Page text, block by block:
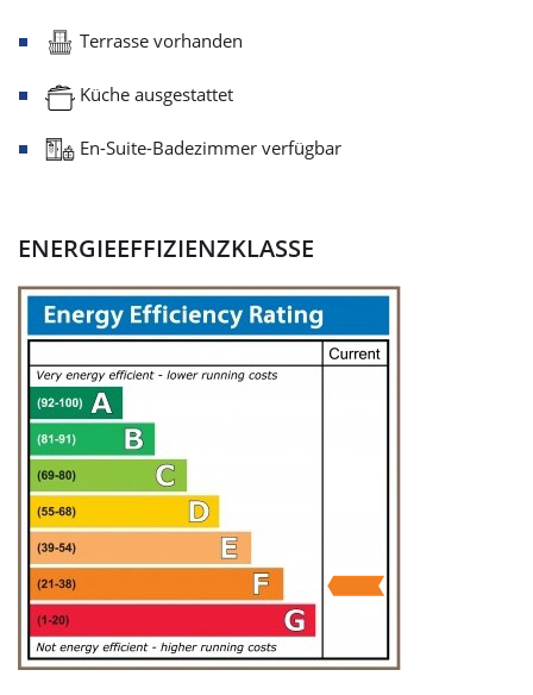
Terrasse vorhanden
Küche ausgestattet
En-Suite-Badezimmer verfügbar
ENERGIEEFFIZIENZKLASSE